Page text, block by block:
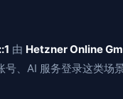
由 Hetzner Online
、AI 服务登录这类场